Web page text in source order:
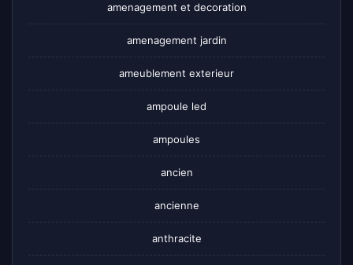
amenagement et decoration
amenagement jardin
ameublement exterieur
ampoule led
ampoules
ancien
ancienne
anthracite